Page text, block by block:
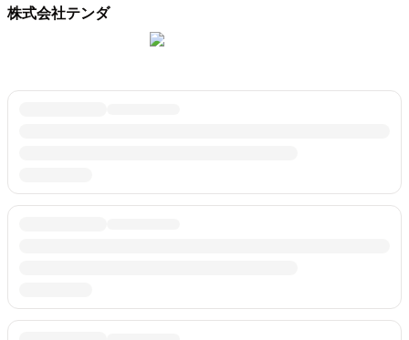
株式会社テンダ